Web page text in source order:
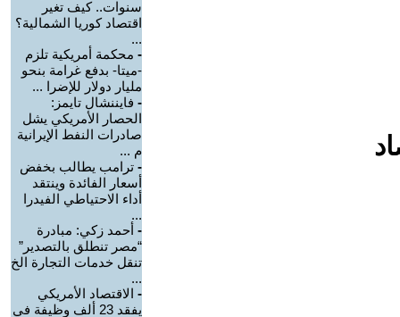
سنوات.. كيف تغير
اقتصاد كوريا الشمالية؟
...
- محكمة أمريكية تلزم
-ميتا- بدفع غرامة بنحو
مليار دولار للإضرا ...
- فايننشال تايمز:
الحصار الأمريكي يشل
صادرات النفط الإيرانية
م ...
- ترامب يطالب بخفض
أسعار الفائدة وينتقد
أداء الاحتياطي الفيدرا
...
- أحمد زكي: مبادرة
“مصر تنطلق بالتصدير”
تنقل خدمات التجارة الخ
...
- الاقتصاد الأمريكي
يفقد 23 ألف وظيفة في